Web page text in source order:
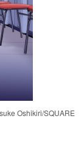
Oshikiri/SQUARE